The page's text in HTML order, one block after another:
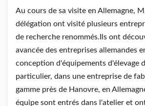
Au cours de sa visite en Allemagne,
délégation ont visité plusieurs
de recherche renommés.Ils ont
avancée des entreprises allemandes
conception d'équipements d'élevage
particulier, dans une entreprise de
gamme près de Hanovre, en
équipe sont entrés dans l'atelier et